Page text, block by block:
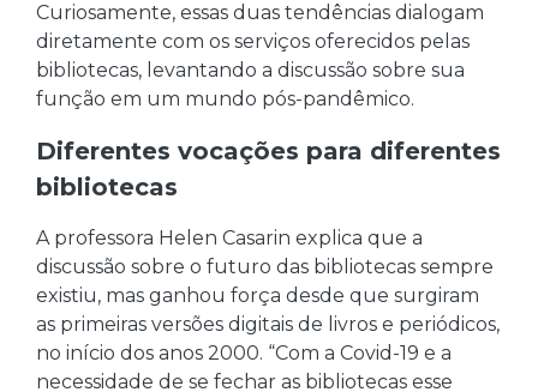
Curiosamente, essas duas tendências dialogam
diretamente com os serviços oferecidos pelas
bibliotecas, levantando a discussão sobre sua
função em um mundo pós-pandêmico.
Diferentes vocações para diferentes
bibliotecas
A professora Helen Casarin explica que a
discussão sobre o futuro das bibliotecas sempre
existiu, mas ganhou força desde que surgiram
as primeiras versões digitais de livros e periódicos,
no início dos anos 2000. “Com a Covid-19 e a
necessidade de se fechar as bibliotecas esse